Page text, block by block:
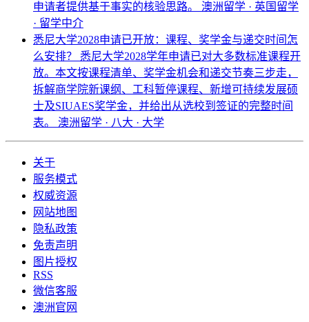
申请者提供基于事实的核验思路。 澳洲留学 · 英国留学
· 留学中介
悉尼大学2028申请已开放：课程、奖学金与递交时间怎
么安排？ 悉尼大学2028学年申请已对大多数标准课程开
放。本文按课程清单、奖学金机会和递交节奏三步走，
拆解商学院新课纲、工科暂停课程、新增可持续发展硕
士及SIUAES奖学金，并给出从选校到签证的完整时间
表。 澳洲留学 · 八大 · 大学
关于
服务模式
权威资源
网站地图
隐私政策
免责声明
图片授权
RSS
微信客服
澳洲官网